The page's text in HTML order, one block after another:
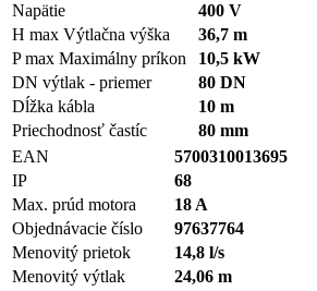
Napätie
400 V
H max Výtlačna výška
36,7 m
P max Maximálny príkon
10,5 kW
DN výtlak - priemer
80 DN
Dĺžka kábla
10 m
Priechodnosť častíc
80 mm
EAN
5700310013695
IP
68
Max. prúd motora
18 A
Objednávacie číslo
97637764
Menovitý prietok
14,8 l/s
Menovitý výtlak
24,06 m